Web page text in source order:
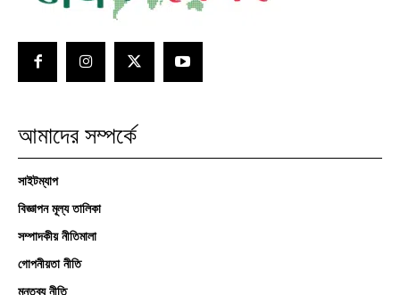
আমাদের সম্পর্কে
সাইটম্যাপ
বিজ্ঞাপন মূল্য তালিকা
সম্পাদকীয় নীতিমালা
গোপনীয়তা নীতি
মন্তব্য নীতি